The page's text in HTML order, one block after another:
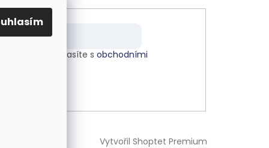
e-mailu souhlasíte sobchodními
Vytvořil Shoptet Premium